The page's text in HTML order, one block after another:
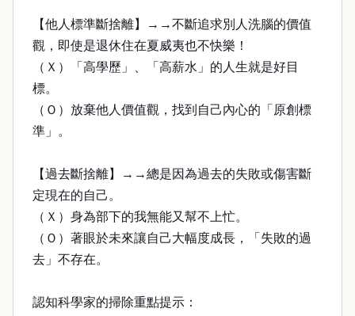
【他人標準斷捨離】→→不斷追求別人洗腦的價值
觀，即使是退休住在夏威夷也不快樂！
（Ｘ）「高學歷」、「高薪水」的人生就是好目
標。
（Ｏ）放棄他人價值觀，找到自己內心的「原創標
準」。
【過去斷捨離】→→總是因為過去的失敗或傷害斷
定現在的自己。
（Ｘ）身為部下的我無能又幫不上忙。
（Ｏ）著眼於未來讓自己大幅度成長，「失敗的過
去」不存在。
認知科學家的掃除重點提示：